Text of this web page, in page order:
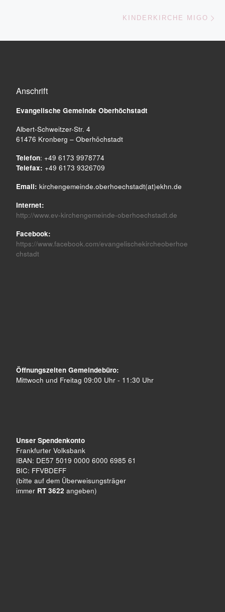
KINDERKIRCHE MIGO
Anschrift
Evangelische Gemeinde Oberhöchstadt
Albert-Schweitzer-Str. 4
61476 Kronberg – Oberhöchstadt
Telefon: +49 6173 9978774
Telefax: +49 6173 9326709
Email: kirchengemeinde.oberhoechstadt(at)ekhn.de
Internet:
http://www.ev-kirchengemeinde-oberhoechstadt.de
Facebook:
https://www.facebook.com/evangelischekircheoberhoe
chstadt
Öffnungszeiten Gemeindebüro:
Mittwoch und Freitag 09:00 Uhr - 11:30 Uhr
Unser Spendenkonto
Frankfurter Volksbank
IBAN: DE57 5019 0000 6000 6985 61
BIC: FFVBDEFF
(bitte auf dem Überweisungsträger
immer RT 3622 angeben)